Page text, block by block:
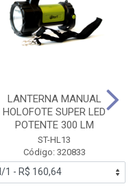
LANTERNA MANUAL
HOLOFOTE SUPER LED
POTENTE 300 LM
ST-HL13
Código: 320833